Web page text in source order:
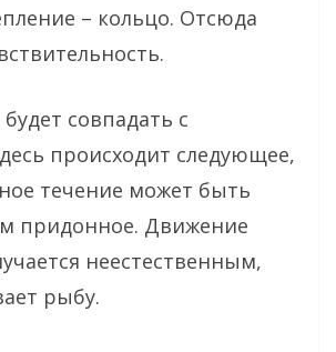
– кольцо. Отсюда
совпадать с
происходит следующее,
течение может быть
придонное. Движение
неестественным,
рыбу.